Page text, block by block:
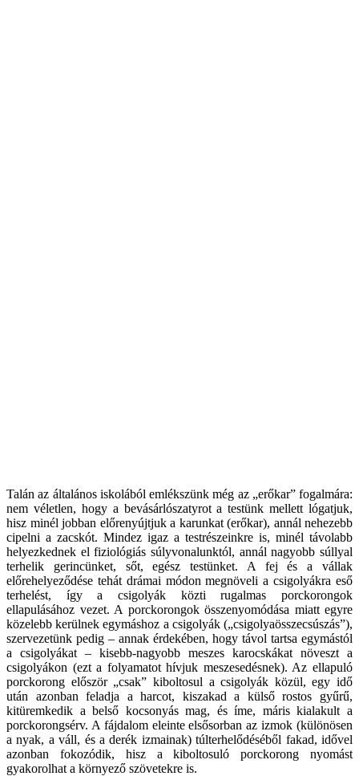
Talán az általános iskolából emlékszünk még az „erőkar” fogalmára:
nem véletlen, hogy a bevásárlószatyrot a testünk mellett lógatjuk,
hisz minél jobban előrenyújtjuk a karunkat (erőkar), annál nehezebb
cipelni a zacskót. Mindez igaz a testrészeinkre is, minél távolabb
helyezkednek el fiziológiás súlyvonalunktól, annál nagyobb súllyal
terhelik gerincünket, sőt, egész testünket. A fej és a vállak
előrehelyeződése tehát drámai módon megnöveli a csigolyákra eső
terhelést, így a csigolyák közti rugalmas porckorongok
ellapulásához vezet. A porckorongok összenyomódása miatt egyre
közelebb kerülnek egymáshoz a csigolyák („csigolyaösszecsúszás”),
szervezetünk pedig – annak érdekében, hogy távol tartsa egymástól
a csigolyákat – kisebb-nagyobb meszes karocskákat növeszt a
csigolyákon (ezt a folyamatot hívjuk meszesedésnek). Az ellapuló
porckorong először „csak” kiboltosul a csigolyák közül, egy idő
után azonban feladja a harcot, kiszakad a külső rostos gyűrű,
kitüremkedik a belső kocsonyás mag, és íme, máris kialakult a
porckorongsérv. A fájdalom eleinte elsősorban az izmok (különösen
a nyak, a váll, és a derék izmainak) túlterhelődéséből fakad, idővel
azonban fokozódik, hisz a kiboltosuló porckorong nyomást
gyakorolhat a környező szövetekre is.